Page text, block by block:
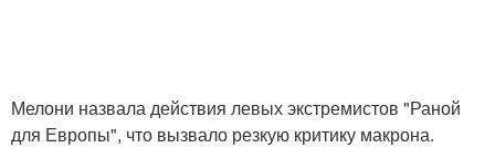
Мелони назвала действия левых экстремистов "Раной
для Европы", что вызвало резкую критику макрона.